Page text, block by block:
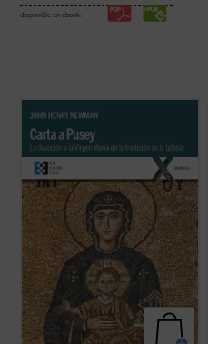
disponible en ebook:
John Henry Newman escribe este
respuesta a
Eirenicon
escrito por su amigo Edward Pusey. Aquí el
santo insiste en la legitimidad del puesto de
María en la teología católica recurriendo ...
(ver ficha)